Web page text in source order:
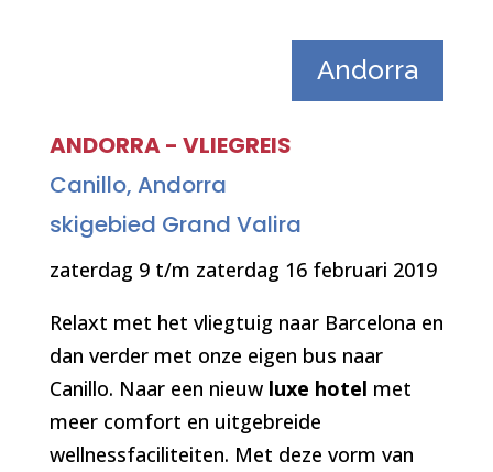
Andorra
ANDORRA - VLIEGREIS
Canillo, Andorra
skigebied Grand Valira
zaterdag 9 t/m zaterdag 16 februari 2019
Relaxt met het vliegtuig naar Barcelona en
dan verder met onze eigen bus naar
Canillo. Naar een nieuw luxe hotel met
meer comfort en uitgebreide
wellnessfaciliteiten. Met deze vorm van